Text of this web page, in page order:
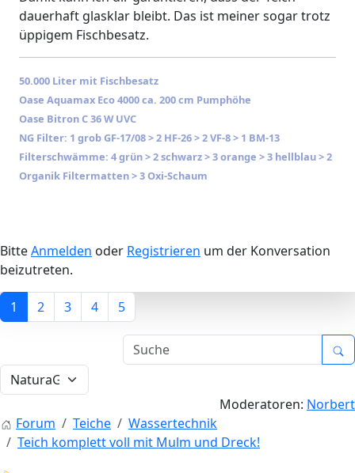
dauerhaft glasklar bleibt. Das ist meiner sogar trotz
üppigem Fischbesatz.
50.000 Liter mit Fischbesatz
Oase Aquamax Eco 4000 ca. 200 cm Pumphöhe
Oase Bitron C 36 W UVC
NG Filter: 1 grob GF-17/08 > 2 HF-26 > 2 VF-8 > 1 BM-13
Filterschwämme: 4 grün > 2 schwarz > 3 orange > 3 hellblau > 2
Organik Filtermatten > 3 Oxi-Schaum
BitteAnmelden oder Registrieren um der Konversation
beizutreten.
1 2 3 4 5
Moderatoren: Norbert
Forum
Teiche
Wassertechnik
Teich komplett voll mit Mulm und Dreck!